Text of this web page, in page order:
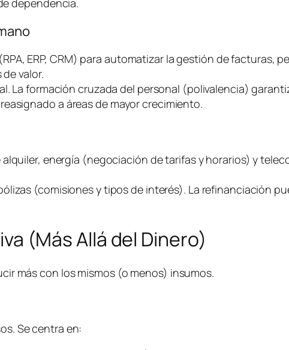
dependencia.
(RPA, ERP, CRM) para automatizar la gestión de facturas,
valor.
La formación cruzada del personal (polivalencia)
a áreas de mayor crecimiento.
energía (negociación de tarifas y horarios) y
(comisiones y tipos de interés). La refinanciación
(Más Allá del Dinero)
más con los mismos (o menos) insumos.
Se centra en: